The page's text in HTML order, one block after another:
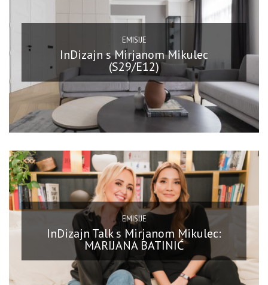
EMISIJE
InDizajn s Mirjanom Mikulec
(S29/E12)
EMISIJE
InDizajn Talk s Mirjanom Mikulec:
MARIJANA BATINIĆ